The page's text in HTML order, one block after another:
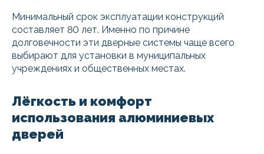
Минимальный срок эксплуатации конструкций
составляет 80 лет. Именно по причине
долговечности эти дверные системы чаще всего
выбирают для установки в муниципальных
учреждениях и общественных местах.
Лёгкость и комфорт
использования алюминиевых
дверей